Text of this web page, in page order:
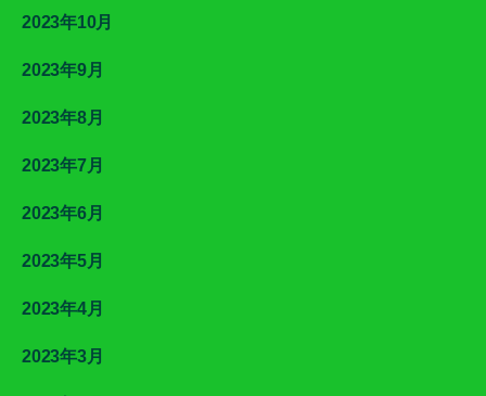
2023年10月
2023年9月
2023年8月
2023年7月
2023年6月
2023年5月
2023年4月
2023年3月